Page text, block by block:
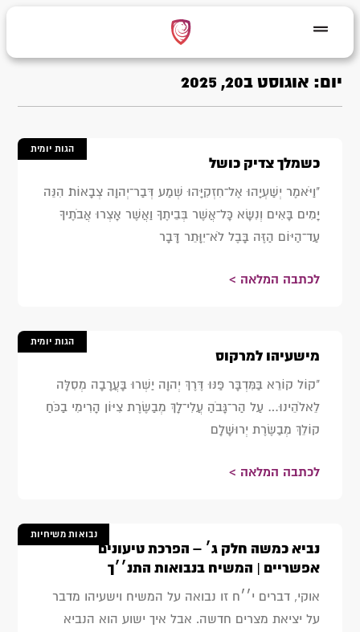
יום: אוגוסט ב20, 2025
הגות יומית
כשמלך צדיק כושל
"וַיֹּאמֶר יְשַׁעְיָהוּ אֶל־חִזְקִיָּהוּ שְׁמַע דְּבַר־יְהוָה צְבָאוֹת׃ הִנֵּה
יָמִים בָּאִים וְנִשָּׂא כָּל־אֲשֶׁר בְּבֵיתֶךָ וַאֲשֶׁר אָצְרוּ אֲבֹתֶיךָ
עַד־הַיּוֹם הַזֶּה בָּבֶל לֹא־יִוָּתֵר דָּבָר
לכתבה המלאה >
הגות יומית
מישעיהו למרקוס
"קוֹל קוֹרֵא בַּמִּדְבָּר פַּנּוּ דֶּרֶךְ יְהוָה יַשְּׁרוּ בָּעֲרָבָה מְסִלָּה
לֵאלֹהֵינוּ… עַל הַר־גָּבֹהַ עֲלִי־לָךְ מְבַשֶּׂרֶת צִיּוֹן הָרִימִי בַכֹּחַ
קוֹלֵךְ מְבַשֶּׂרֶת יְרוּשָׁלִָם
לכתבה המלאה >
נבואות משיחיות
נביא כמשה חלק ג׳ – הפרכת טיעונים
אפשריים | המשיח בנבואות התנ׳׳ך
אוקי, דברים י׳׳ח זו נבואה על המשיח וישעיהו מדבר
על יציאת מצרים חדשה. אבל איך ישוע הוא הנביא